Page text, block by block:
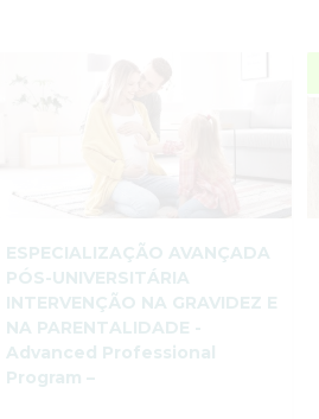
ESPECIALIZAÇÃO AVANÇADA
PÓS-UNIVERSITÁRIA
INTERVENÇÃO NA GRAVIDEZ E
NA PARENTALIDADE -
Advanced Professional
Program –